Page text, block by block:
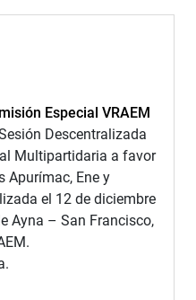
Especial VRAEM
Descentralizada
Multipartidaria a favor
Apurímac, Ene y
el 12 de diciembre
Ayna – San Francisco,